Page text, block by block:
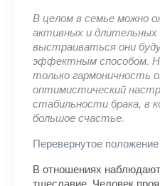
В целом в семье можно
активных и
выстраиваться они
эффектным способом.
только гармоничность
оптимистический
стабильности брака, в
большое счастье.
Перевернутое положение
В отношениях
тщеславие. Человек